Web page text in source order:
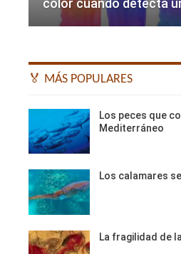
color cuando detecta
🏅 MÁS POPULARES
Los peces que
Mediterráneo
Los calamares
La fragilidad de